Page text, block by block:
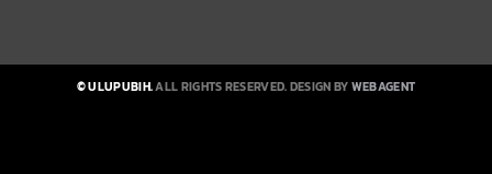
© ULUPUBIH.ALL RIGHTS RESERVED. DESIGN BYWEBAGENT